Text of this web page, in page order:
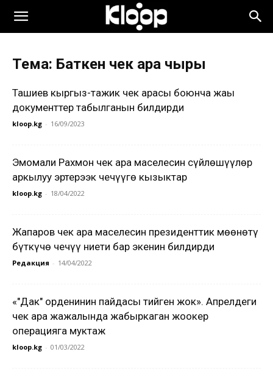
Тема: Баткен чек ара чыры
Ташиев кыргыз-тажик чек арасы боюнча жаңы
документтер табылганын билдирди
kloop.kg - 16/09/2023
Эмомали Рахмон чек ара маселесин сүйлөшүүлөр
аркылуу эртерээк чечүүгө кызыктар
kloop.kg - 18/04/2022
Жапаров чек ара маселесин президенттик мөөнөтү
бүткүчө чечүү ниети бар экенин билдирди
Редакция - 14/04/2022
«"Даңк" орденинин пайдасы тийген жок». Апрелдеги
чек ара жаңжалында жабыркаган жоокер
операцияга муктаж
kloop.kg - 01/03/2022